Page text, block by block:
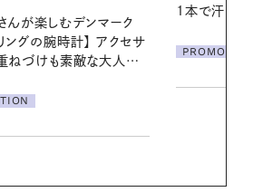
に過ごす私